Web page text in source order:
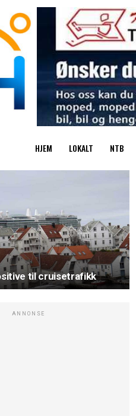
HJEM LOKALT NTB
til cruisetrafikk
ANNONSE